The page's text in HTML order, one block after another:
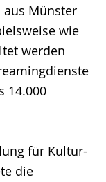
aus Münster
wie
werden
14.000
für Kultur-
die